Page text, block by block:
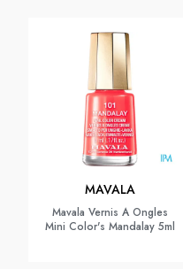
MAVALA
Mavala Vernis A Ongles
Mini Color's Mandalay 5ml